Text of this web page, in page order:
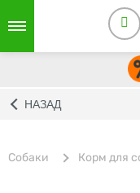
НАЗАД
Собаки Корм для